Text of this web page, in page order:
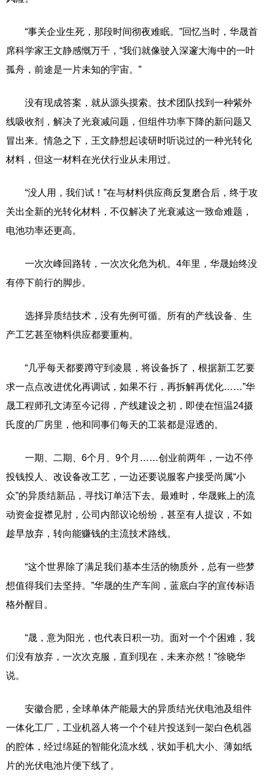
“事关企业生死，那段时间彻夜难眠。”回忆当时，华晟首
席科学家王文静感慨万千，“我们就像驶入深邃大海中的一叶
孤舟，前途是一片未知的宇宙。”
没有现成答案，就从源头摸索。技术团队找到一种紫外
线吸收剂，解决了光衰减问题，但组件功率下降的新问题又
冒出来。情急之下，王文静想起读研时听说过的一种光转化
材料，但这一材料在光伏行业从未用过。
“没人用，我们试！”在与材料供应商反复磨合后，终于攻
关出全新的光转化材料，不仅解决了光衰减这一致命难题，
电池功率还更高。
一次次峰回路转，一次次化危为机。4年里，华晟始终没
有停下前行的脚步。
选择异质结技术，没有先例可循。所有的产线设备、生
产工艺甚至物料供应都要重构。
“几乎每天都要蹲守到凌晨，将设备拆了，根据新工艺要
求一点点改进优化再调试，如果不行，再拆解再优化……”华
晟工程师孔文涛至今记得，产线建设之初，即使在恒温24摄
氏度的厂房里，他和同事们每天的工装都是湿透的。
一期、二期、6个月、9个月……创业前两年，一边不停
投钱投人、改设备改工艺，一边还要说服客户接受尚属“小
众”的异质结新品，寻找订单活下去。最难时，华晟账上的流
动资金捉襟见肘，公司内部议论纷纷，甚至有人提议，不如
趁早放弃，转向能赚钱的主流技术路线。
“这个世界除了满足我们基本生活的物质外，总有一些梦
想值得我们去坚持。”华晟的生产车间，蓝底白字的宣传标语
格外醒目。
“晟，意为阳光，也代表日积一功。面对一个个困难，我
们没有放弃，一次次克服，直到现在，未来亦然！”徐晓华
说。
安徽合肥，全球单体产能最大的异质结光伏电池及组件
一体化工厂，工业机器人将一个个硅片投送到一架白色机器
的腔体，经过绵延的智能化流水线，状如手机大小、薄如纸
片的光伏电池片便下线了。